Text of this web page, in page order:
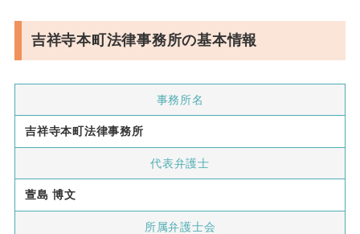
吉祥寺本町法律事務所の基本情報
事務所名
吉祥寺本町法律事務所
代表弁護士
萱島 博文
所属弁護士会